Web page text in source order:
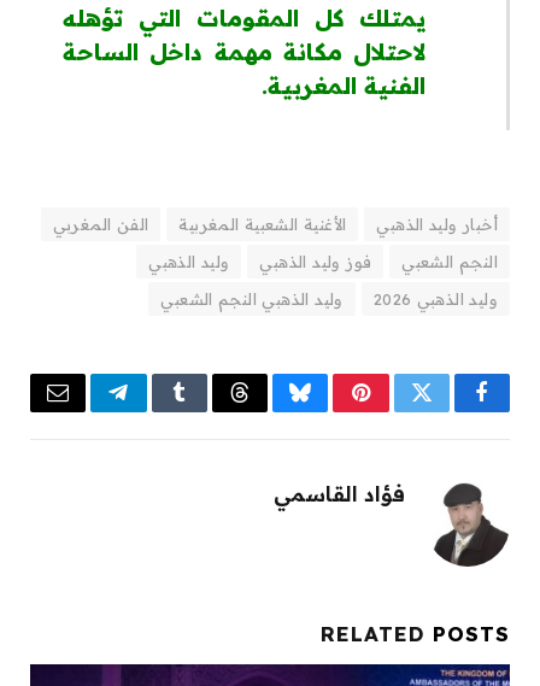
يمتلك كل المقومات التي تؤهله
لاحتلال مكانة مهمة داخل الساحة
الفنية المغربية.
أخبار وليد الذهبي الأغنية الشعبية المغربية
الفن المغربي
النجم الشعبي
فوز وليد الذهبي
وليد الذهبي
وليد الذهبي 2026
وليد الذهبي النجم الشعبي
Facebook
Twitter
Pinterest
Bluesky
Threads
Tumblr
Telegram
Email
فؤاد القاسمي
RELATED POSTS